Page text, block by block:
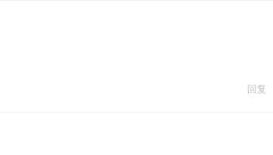
回复